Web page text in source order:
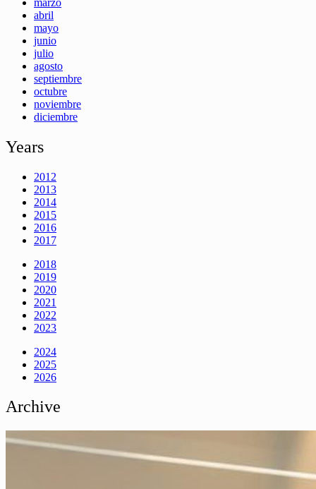
abril
mayo
junio
julio
agosto
septiembre
octubre
noviembre
diciembre
Years
2012
2013
2014
2015
2016
2017
2018
2019
2020
2021
2022
2023
2024
2025
2026
Archive